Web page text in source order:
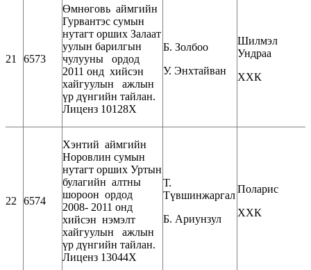
21 6573
Өмнөговь аймгийн
Гурвантэс сумын
нутагт орших Залаат
уулын барилгын
чулууны ордод
2011 онд хийсэн
хайгуулын ажлын
үр дүнгийн тайлан.
Лиценз 10128Х
Б. Золбоо
У. Энхтайван
Шилмэл
Ундраа
ХХК
22 6574
Хэнтий аймгийн
Норовлин сумын
нутагт орших Уртын
булагийн алтны
шороон ордод
2008- 2011 онд
хийсэн нэмэлт
хайгуулын ажлын
үр дүнгийн тайлан.
Лиценз 13044Х
Т.
Түвшинжаргал
Б. Ариунзул
Поларис
ХХК